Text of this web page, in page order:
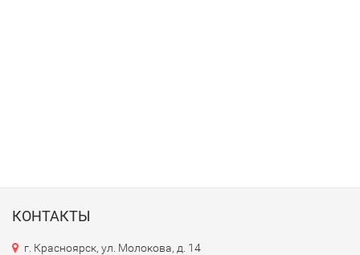
КОНТАКТЫ
г. Красноярск, ул. Молокова, д. 14